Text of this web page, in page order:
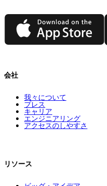
App Store
会社
我々について
プレス
キャリア
エンジニアリング
アクセスのしやすさ
リソース